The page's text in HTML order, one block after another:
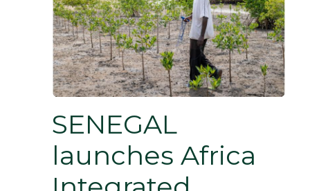
SENEGAL
launches Africa